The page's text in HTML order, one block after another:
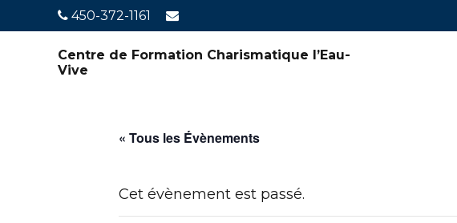
450-372-1161
Centre de Formation Charismatique l’Eau-
Vive
« Tous les Évènements
Cet évènement est passé.